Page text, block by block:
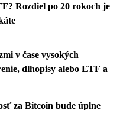
Rozdiel po 20 rokoch je
v čase vysokých
dlhopisy alebo ETF a
za Bitcoin bude úplne